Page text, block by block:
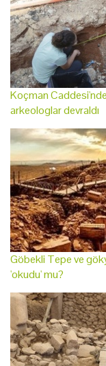
Koçman
arkeologlar devraldı
Göbekli Tepe ve
'okudu' mu?